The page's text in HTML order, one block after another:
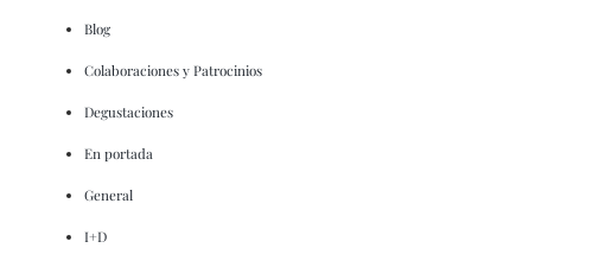
Blog
Colaboraciones y Patrocinios
Degustaciones
En portada
General
I+D